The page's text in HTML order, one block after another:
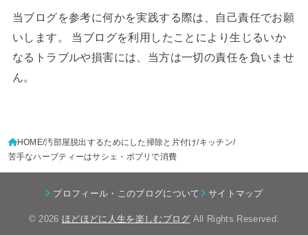
当ブログを参考に何かを実践する際は、自己責任でお願
いします。 当ブログを利用したことにより生じるいか
なるトラブルや損害には、当方は一切の責任を負いませ
ん。
HOME 汚部屋脱出するためにした掃除と片付け キッチン
苦手なハーブティーはサシェ・ポプリで消費
プロフィール・このブログについて サイトマップ
© 2026 ほどほどに人生を楽しむブログ All Rights Reserved.